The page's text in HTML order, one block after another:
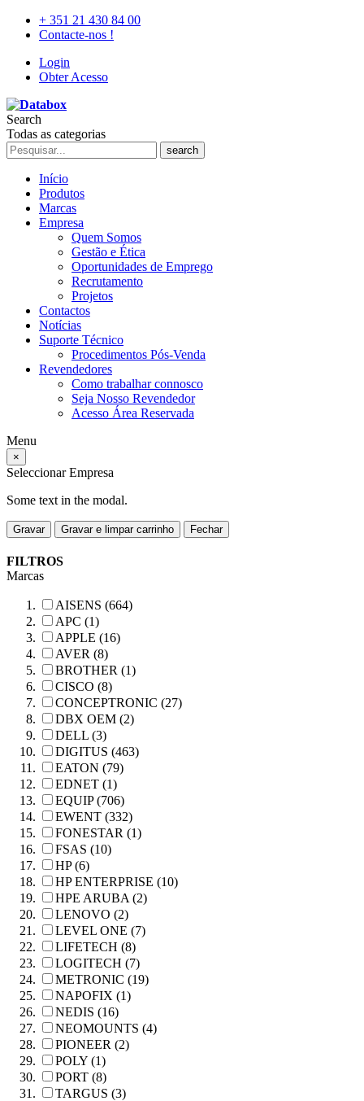
+ 351 21 430 84 00
Contacte-nos !
Login
Obter Acesso
Search
Todas as categorias
search
Início
Produtos
Marcas
Empresa
Quem Somos
Gestão e Ética
Oportunidades de Emprego
Recrutamento
Projetos
Contactos
Notícias
Suporte Técnico
Procedimentos Pós-Venda
Revendedores
Como trabalhar connosco
Seja Nosso Revendedor
Acesso Área Reservada
Menu
×
Seleccionar Empresa
Some text in the modal.
Gravar Gravar e limpar carrinho Fechar
FILTROS
Marcas
AISENS (664)
APC (1)
APPLE (16)
AVER (8)
BROTHER (1)
CISCO (8)
CONCEPTRONIC (27)
DBX OEM (2)
DELL (3)
DIGITUS (463)
EATON (79)
EDNET (1)
EQUIP (706)
EWENT (332)
FONESTAR (1)
FSAS (10)
HP (6)
HP ENTERPRISE (10)
HPE ARUBA (2)
LENOVO (2)
LEVEL ONE (7)
LIFETECH (8)
LOGITECH (7)
METRONIC (19)
NAPOFIX (1)
NEDIS (16)
NEOMOUNTS (4)
PIONEER (2)
POLY (1)
PORT (8)
TARGUS (3)